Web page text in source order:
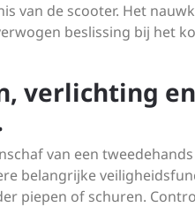
van de scooter. Het
beslissing bij het
verlichting
van een
belangrijke
piepen of schuren.